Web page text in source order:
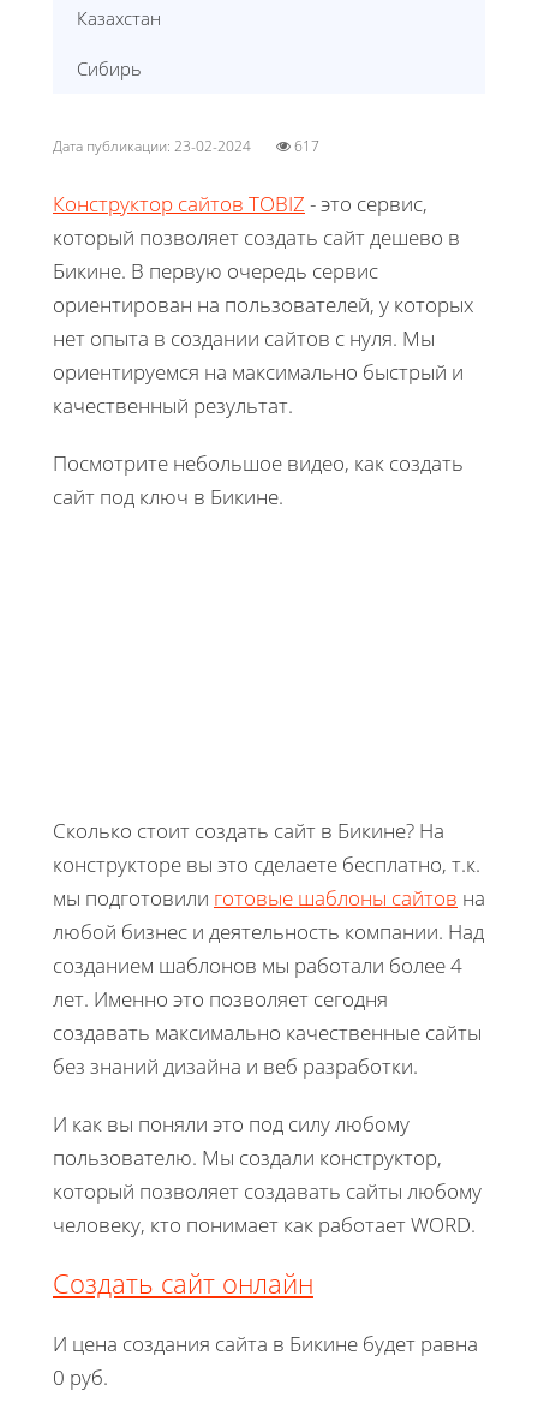
Казахстан
Сибирь
Дата публикации: 23-02-2024 617
Конструктор сайтов TOBIZ - это сервис,
который позволяет создать сайт дешево в
Бикине. В первую очередь сервис
ориентирован на пользователей, у которых
нет опыта в создании сайтов с нуля. Мы
ориентируемся на максимально быстрый и
качественный результат.
Посмотрите небольшое видео, как создать
сайт под ключ в Бикине.
Сколько стоит создать сайт в Бикине? На
конструкторе вы это сделаете бесплатно, т.к.
мы подготовили готовые шаблоны сайтов на
любой бизнес и деятельность компании. Над
созданием шаблонов мы работали более 4
лет. Именно это позволяет сегодня
создавать максимально качественные сайты
без знаний дизайна и веб разработки.
И как вы поняли это под силу любому
пользователю. Мы создали конструктор,
который позволяет создавать сайты любому
человеку, кто понимает как работает WORD.
Создать сайт онлайн
И цена создания сайта в Бикине будет равна
0 руб.